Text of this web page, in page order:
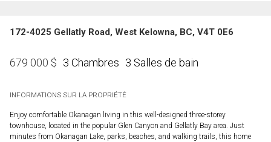
172-4025 Gellatly Road, West Kelowna, BC, V4T 0E6
679 000 $ 3 Chambres 3 Salles de bain
INFORMATIONS SUR LA PROPRIÉTÉ
Enjoy comfortable Okanagan living in this well-designed three-storey
townhouse, located in the popular Glen Canyon and Gellatly Bay area. Just
minutes from Okanagan Lake, parks, beaches, and walking trails, this home